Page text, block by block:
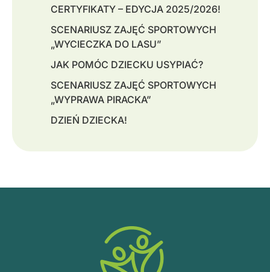
CERTYFIKATY – EDYCJA 2025/2026!
SCENARIUSZ ZAJĘĆ SPORTOWYCH
„WYCIECZKA DO LASU”
JAK POMÓC DZIECKU USYPIAĆ?
SCENARIUSZ ZAJĘĆ SPORTOWYCH
„WYPRAWA PIRACKA”
DZIEŃ DZIECKA!